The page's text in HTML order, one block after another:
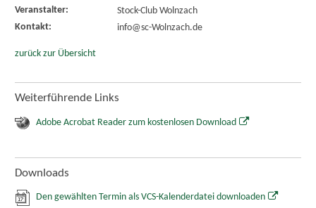
Veranstalter:
Stock-Club Wolnzach
Kontakt:
info@sc-Wolnzach.de
zurück zur Übersicht
Weiterführende Links
Adobe Acrobat Reader zum kostenlosen Download
Downloads
Den gewählten Termin als VCS-Kalenderdatei downloaden